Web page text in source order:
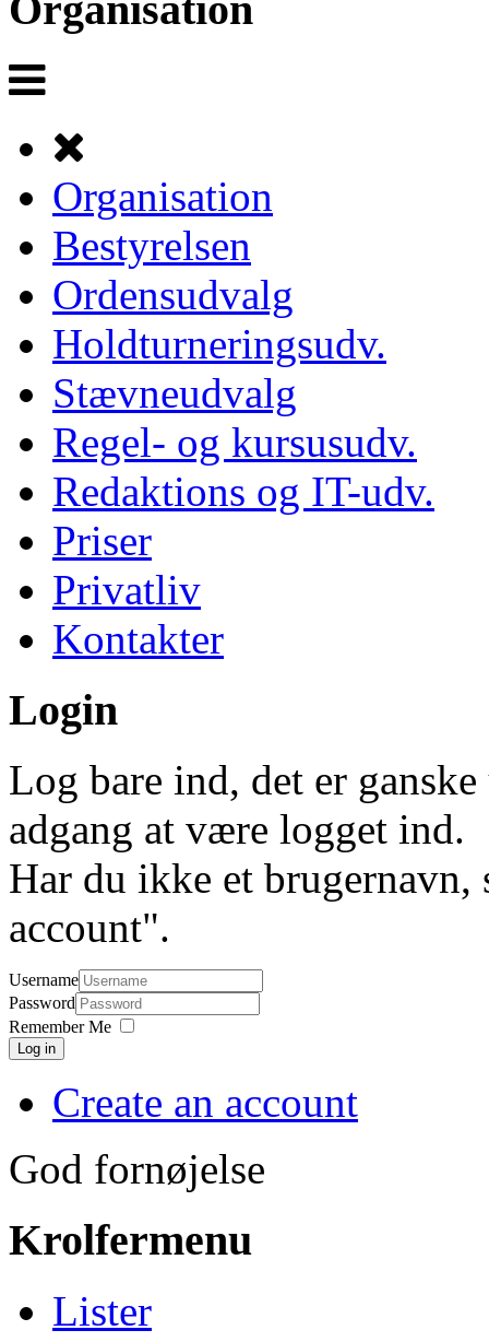
Organisation
Bestyrelsen
Ordensudvalg
Holdturneringsudv.
Stævneudvalg
Regel- og kursusudv.
Redaktions og IT-udv.
Priser
Privatliv
Kontakter
Login
Log bare ind, det er
adgang at være logget ind.
Har du ikke et brugernavn,
account".
Username
Password
Remember Me
Log in
Create an account
God fornøjelse
Krolfermenu
Lister